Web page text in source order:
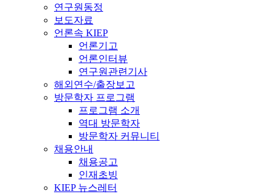
연구원동정
보도자료
언론속 KIEP
언론기고
언론인터뷰
연구원관련기사
해외연수/출장보고
방문학자 프로그램
프로그램 소개
역대 방문학자
방문학자 커뮤니티
채용안내
채용공고
인재초빙
KIEP 뉴스레터